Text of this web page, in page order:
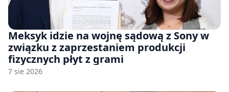
Meksyk idzie na wojnę sądową z Sony w
związku z zaprzestaniem produkcji
fizycznych płyt z grami
7 sie 2026